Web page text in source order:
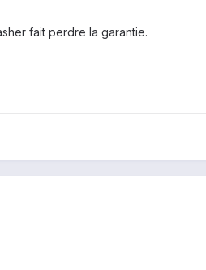
fait perdre la garantie.